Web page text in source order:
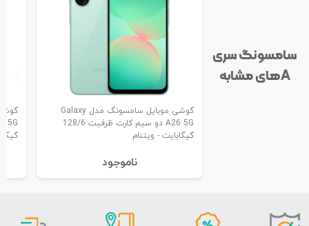
سامسونگ سری
A‌های مشابه
گوشی موبایل سامسونگ مدل Galaxy
A26 5G دو سیم کارت ظرفیت 128/6
گیگابایت - ویتنام
نا‌موجود